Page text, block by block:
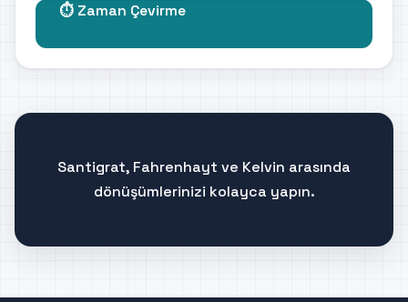
⏱️ Zaman Çevirme
Santigrat, Fahrenhayt ve Kelvin arasında
dönüşümlerinizi kolayca yapın.